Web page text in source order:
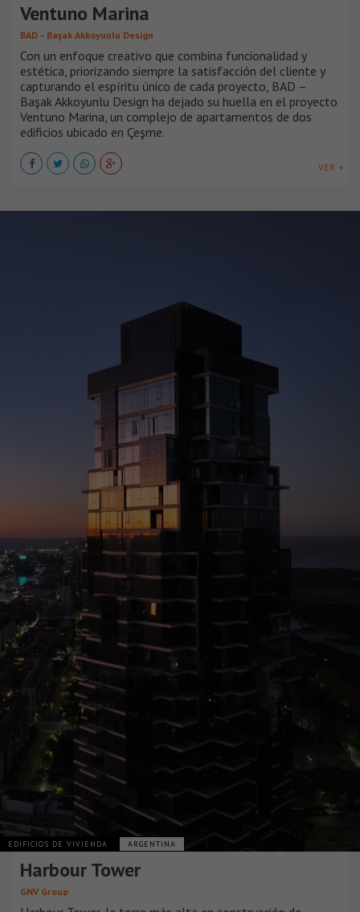
Ventuno Marina
BAD – Başak Akkoyunlu Design
Con un enfoque creativo que combina funcionalidad y
estética, priorizando siempre la satisfacción del cliente y
capturando el espíritu único de cada proyecto, BAD –
Başak Akkoyunlu Design ha dejado su huella en el proyecto
Ventuno Marina, un complejo de apartamentos de dos
edificios ubicado en Çeşme.
VER +
EDIFICIOS DE VIVIENDA ARGENTINA
Harbour Tower
GNV Group